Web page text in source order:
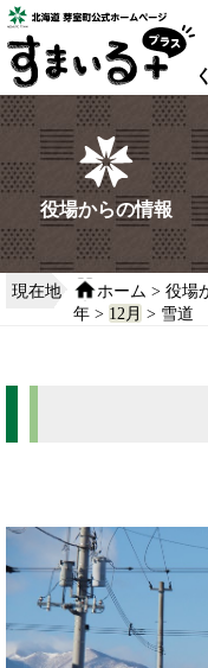
本
文
へ
移
動
る
instagram
役場からの情報
現在地 ホーム > 役場
年> 12月 > 雪道